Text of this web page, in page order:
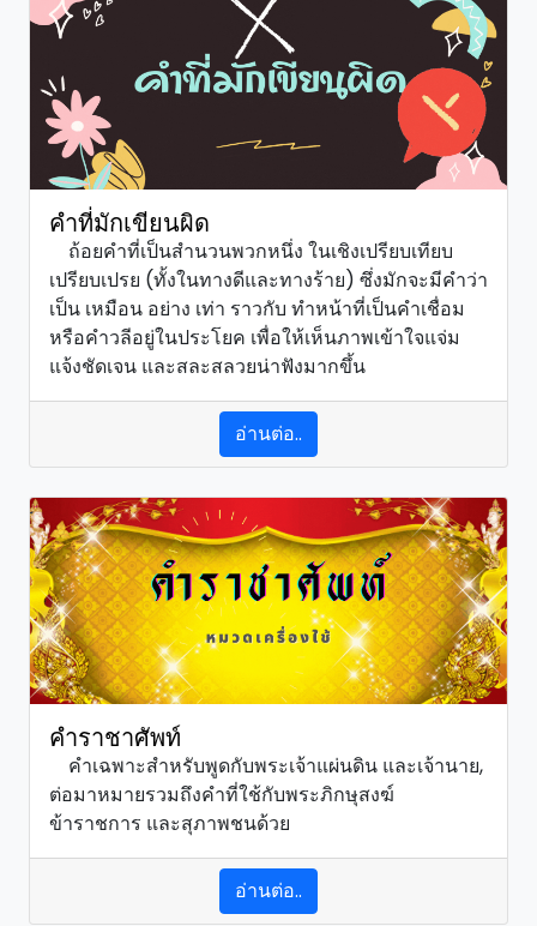
คำที่มักเขียนผิด
ถ้อยคำที่เป็นสำนวนพวกหนึ่ง ในเชิงเปรียบเทียบ
เปรียบเปรย (ทั้งในทางดีและทางร้าย) ซึ่งมักจะมีคำว่า
เป็น เหมือน อย่าง เท่า ราวกับ ทำหน้าที่เป็นคำเชื่อม
หรือคำวลีอยู่ในประโยค เพื่อให้เห็นภาพเข้าใจแจ่ม
แจ้งชัดเจน และสละสลวยน่าฟังมากขึ้น
อ่านต่อ..
คำราชาศัพท์
คำเฉพาะสำหรับพูดกับพระเจ้าแผ่นดิน และเจ้านาย,
ต่อมาหมายรวมถึงคำที่ใช้กับพระภิกษุสงฆ์
ข้าราชการ และสุภาพชนด้วย
อ่านต่อ..